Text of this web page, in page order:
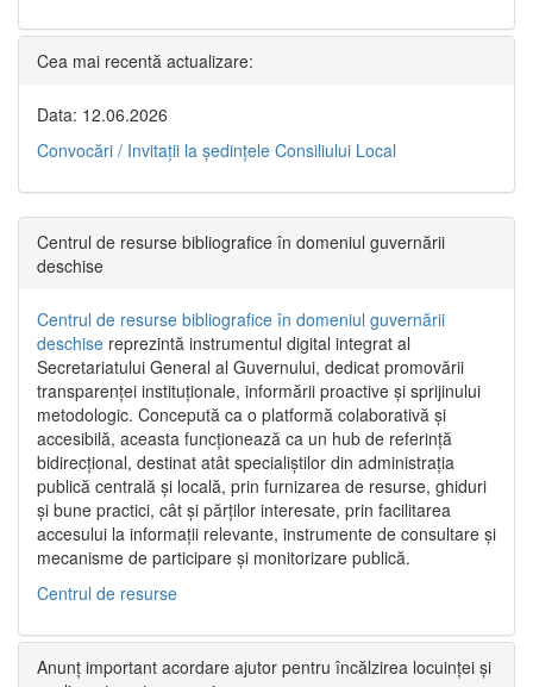
Cea mai recentă actualizare:
Data: 12.06.2026
Convocări / Invitaţii la şedinţele Consiliului Local
Centrul de resurse bibliografice în domeniul guvernării
deschise
Centrul de resurse bibliografice în domeniul guvernării
deschise reprezintă instrumentul digital integrat al
Secretariatului General al Guvernului, dedicat promovării
transparenței instituționale, informării proactive și sprijinului
metodologic. Concepută ca o platformă colaborativă și
accesibilă, aceasta funcționează ca un hub de referință
bidirecțional, destinat atât specialiștilor din administrația
publică centrală și locală, prin furnizarea de resurse, ghiduri
și bune practici, cât și părților interesate, prin facilitarea
accesului la informații relevante, instrumente de consultare și
mecanisme de participare și monitorizare publică.
Centrul de resurse
Anunț important acordare ajutor pentru încălzirea locuinței și